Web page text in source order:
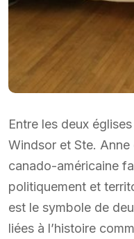
Entre les deux
Windsor et Ste.
canado-américaine
politiquement et
est le symbole de
liées à l’histoire